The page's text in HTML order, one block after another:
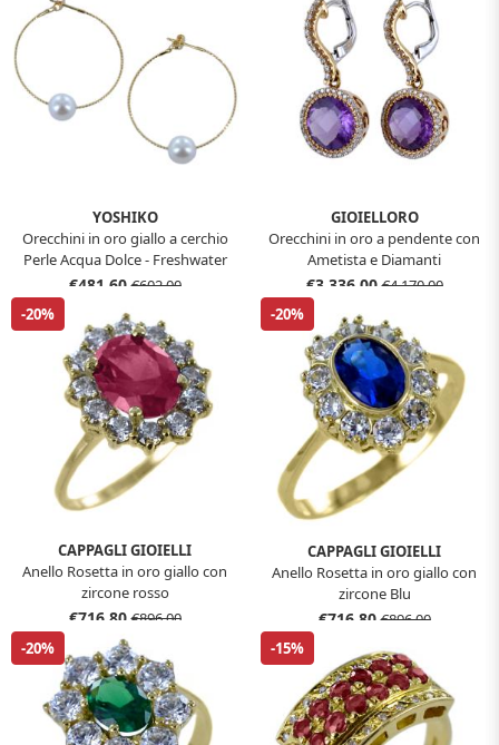
YOSHIKO
Orecchini in oro giallo a cerchio
Perle Acqua Dolce - Freshwater
8.00 - 8.50 mm
€481,60€602,00
GIOIELLORO
Orecchini in oro a pendente con
Ametista e Diamanti
€3.336,00€4.170,00
-20%
CAPPAGLI GIOIELLI
Anello Rosetta in oro giallo con
zircone rosso
€716,80€896,00
-20%
CAPPAGLI GIOIELLI
Anello Rosetta in oro giallo con
zircone Blu
€716,80€896,00
-20%
-15%